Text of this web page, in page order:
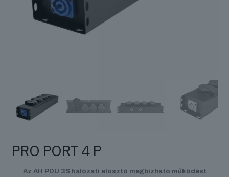
PRO PORT 4 P
Az AH PDU 3S hálózati elosztó megbízható működést